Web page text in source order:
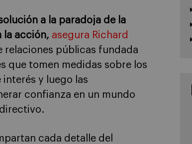
a la paradoja de la
la acción, asegura Richard
relaciones públicas fundada
que tomen medidas sobre los
interés y luego las
confianza en un mundo
cada detalle del